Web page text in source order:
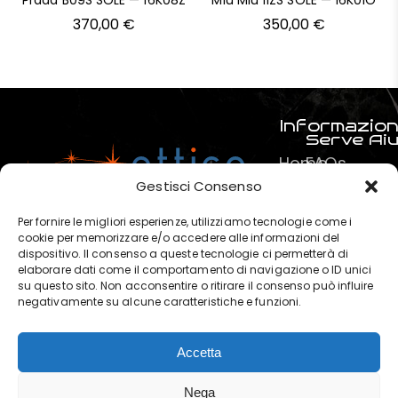
Gestisci Consenso
Per fornire le migliori esperienze, utilizziamo tecnologie come i
cookie per memorizzare e/o accedere alle informazioni del
dispositivo. Il consenso a queste tecnologie ci permetterà di
elaborare dati come il comportamento di navigazione o ID unici
su questo sito. Non acconsentire o ritirare il consenso può influire
negativamente su alcune caratteristiche e funzioni.
Accetta
Nega
370,00 € 350,00 €
Home
Chi
siamo
?
Contatti
Serve
FAQs
Pagamenti
Termini e
Privacy &